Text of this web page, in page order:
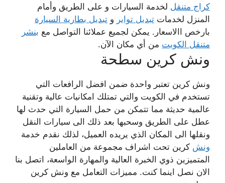
كراج متنقل لخدمة السيارات و على الطريق وأمام
المنزل لخدمات تبديل تواير و تبديل بطارية السيارة
بارخص االاسعار. يمكن لجميع عملائنا التواصل مع بنشر
متنقل الكويت من أي مكان الآن.
ونش كرين سطحة
ونش كرين تعتبر واحدة ضمن افضل الرافعات التي
تستخدم في الكويت والتي تمتلك امكانيات عالية وتقنية
عالمية حديثة مما تتمكن من حمل السيارة التي حدث لها
عطل على الطريق وسحبها بعد ذلك الى سيارات النقل
ونقلها الى المكان الذي يريده العميل، لذلك نقدم خدمة
ونش كرين تحت اشراف مجموعة من العاملين
المتميزين ذوي الخبرة العالية والمهارة الواسعة، اتصل بنا
الان نصل اينما كنت. مميزات التعامل مع ونش كرين